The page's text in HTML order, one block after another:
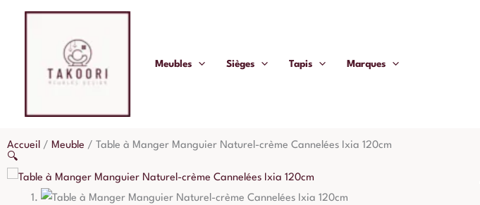
Meubles Sièges Tapis Marques
Accueil / Meuble / Table à Manger Manguier Naturel-crème Cannelées Ixia 120cm
🔍